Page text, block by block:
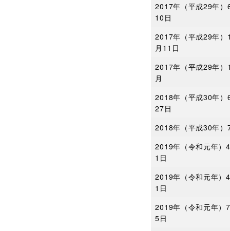
2017年（平成29年）
10日
2017年（平成29年）
月11日
2017年（平成29年）
月
2018年（平成30年）
27日
2018年（平成30年）
2019年（令和元年）
1日
2019年（令和元年）
1日
2019年（令和元年）
5日